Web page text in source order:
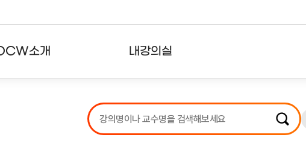
소개 내강의실
강의리스트
수강확인증강의